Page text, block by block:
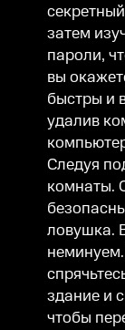
затем
пароли,
вы
быстры и
удалив
Следуя
комнаты.
ловушка.
здание и
чтобы